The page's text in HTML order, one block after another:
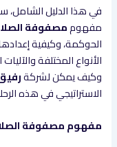
في هذا الدليل الشامل،
مفهوممصفوفة
الحوكمة، وكيفية
الأنواع المختلفة
وكيف يمكن لشركة
الاستراتيجي في هذه
مفهوم مصفوفة